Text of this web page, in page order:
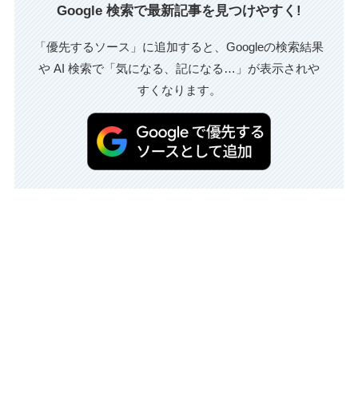
Google 検索で最新記事を見つけやすく!
「優先するソース」に追加すると、Googleの検索結果
や AI 検索で「気になる、記になる…」が表示されや
すくなります。